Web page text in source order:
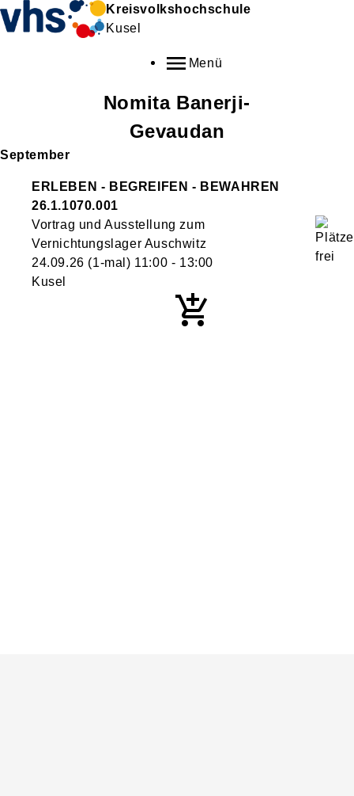
Kreisvolkshochschule
Kusel
Menü
Nomita Banerji-
Gevaudan
September
ERLEBEN - BEGREIFEN - BEWAHREN
26.1.1070.001
Vortrag und Ausstellung zum
Vernichtungslager Auschwitz
24.09.26 (1-mal) 11:00 - 13:00
Kusel